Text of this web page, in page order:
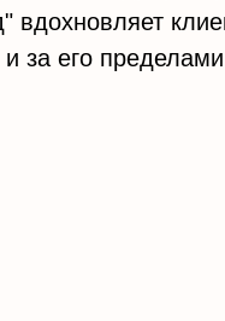
вдохновляет
за его